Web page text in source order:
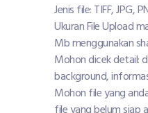
Jenis file: TIFF, JPG,
Ukuran File Upload
Mb menggunakan
Mohon dicek detail:
background,
Mohon file yang